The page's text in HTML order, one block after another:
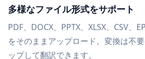
多様なファイル形式をサポート
PDF、DOCX、PPTX、XLSX、CSV、
をそのままアップロード。変換は不
ップして翻訳できます。